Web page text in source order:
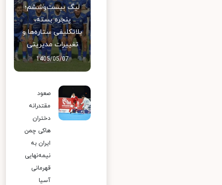
لیگ بیست‌وششم؛
پنجره بسته،
بلاتکلیفی ستاره‌ها و
تغییرات مدیریتی
1405/05/07
صعود
مقتدرانه
دختران
هاکی چمن
ایران به
نیمه‌نهایی
قهرمانی
آسیا